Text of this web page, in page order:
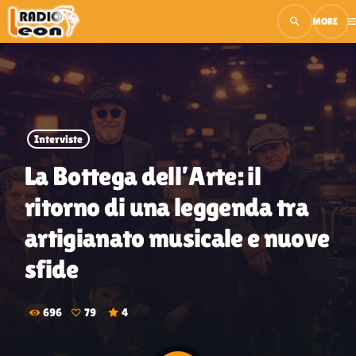
search
close
play_arrow Radio Leon Live
RADIO LEON TV
Interviste
La Bottega dell’Arte: il
ritorno di una leggenda tra
artigianato musicale e nuove
sfide
696 79 4